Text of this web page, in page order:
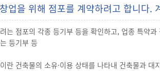
서 점포입지를 선정할 때에는 고객의 이동 동선을
인해야 하며, 유동인구의 특성 또한 파악해야 합니
점 조사
신이 하려는 업종이 포화상태인지 파악해야 합니
업을 위해 점포를 계약하려고 합니다.
는 점포의 각종 등기부 등을 확인하고, 업종 특약
등기부 등
란 건축물의 소유·이용 상태를 나타내 건축물과